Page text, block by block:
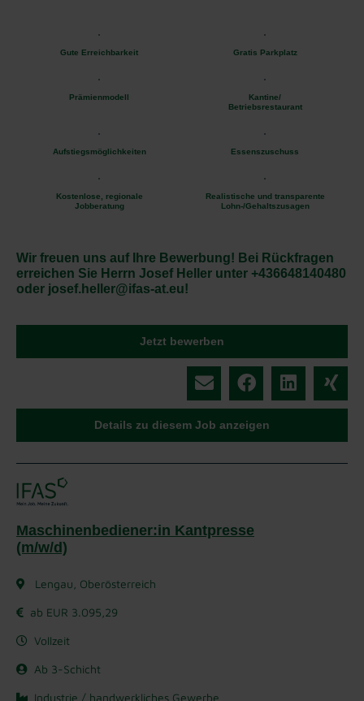
Gute Erreichbarkeit Gratis Parkplatz
Prämienmodell
Kantine/
Betriebsrestaurant
Aufstiegsmöglichkeiten Essenszuschuss
Kostenlose, regionale
Jobberatung
Realistische und transparente
Lohn-/Gehaltszusagen
Wir freuen uns auf Ihre Bewerbung! Bei Rückfragen
erreichen Sie Herrn Josef Heller unter +436648140480
oder josef.heller@ifas-at.eu!
Jetzt bewerben
Details zu diesem Job anzeigen
Maschinenbediener:in Kantpresse
(m/w/d)
Lengau, Oberösterreich
ab EUR 3.095,29
Vollzeit
Ab 3-Schicht
Industrie / handwerkliches Gewerbe